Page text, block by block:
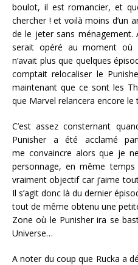
boulot, il est romancier, et
chercher ! et voilà moins d’un
de le jeter sans ménagement.
serait opéré au moment où
n’avait plus que quelques
comptait relocaliser le
maintenant que ce sont les
que Marvel relancera encore le
C’est assez consternant
Punisher a été acclamé
me convaincre alors que je
personnage, en même
vraiment objectif car j’aime
Il s’agit donc là du dernier
tout de même obtenu une
Zone où le Punisher ira se
Universe…
A noter du coup que Rucka a